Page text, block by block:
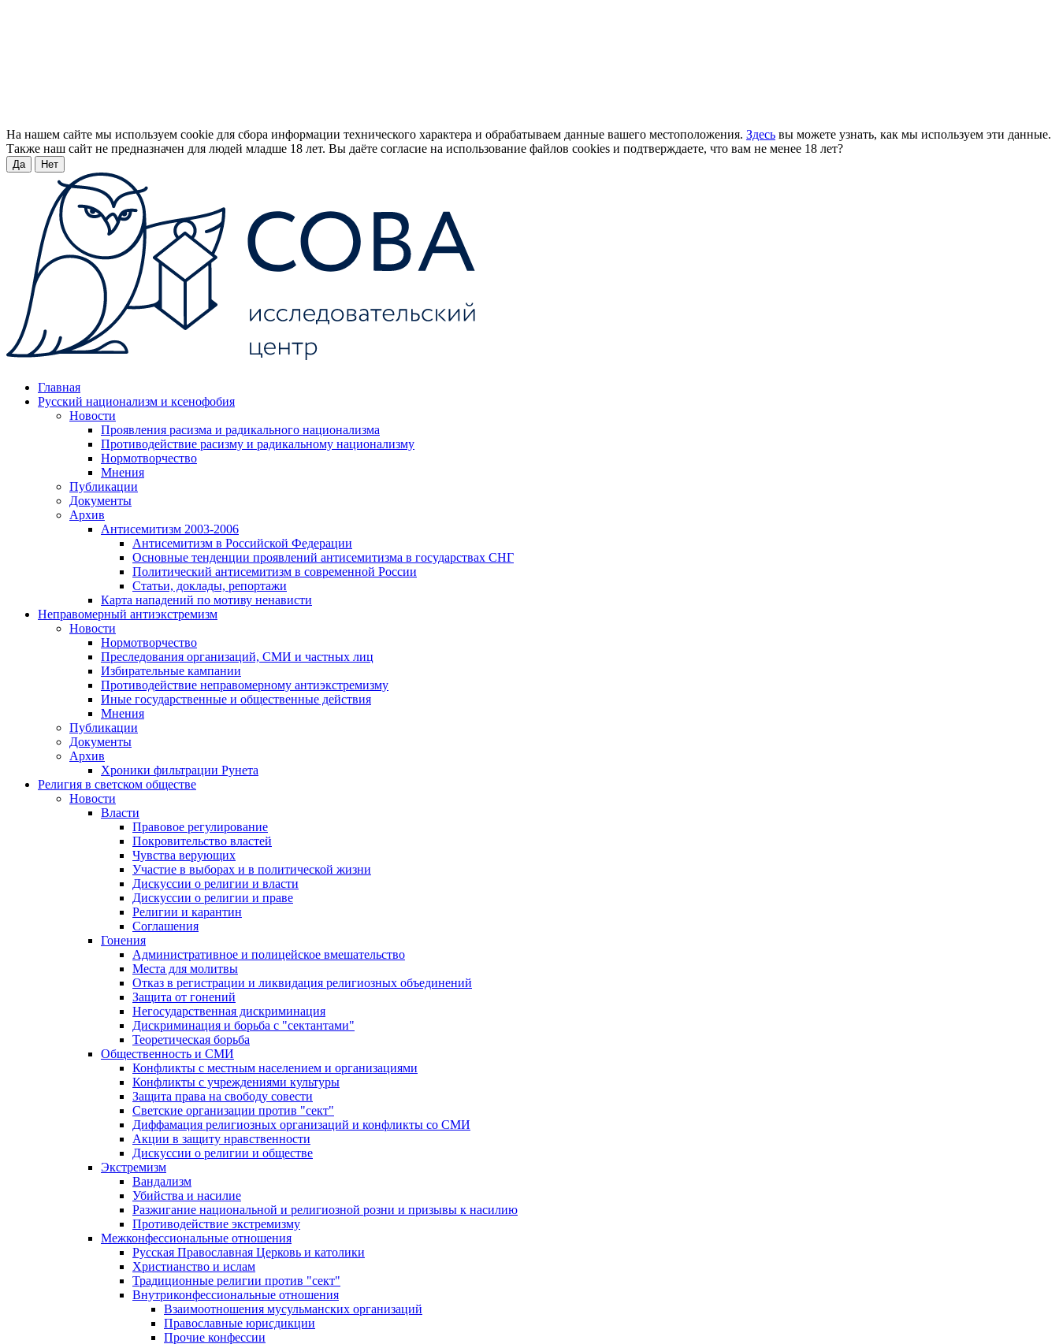
На нашем сайте мы используем cookie для сбора информации технического характера и обрабатываем данные вашего местоположения. Здесь вы можете узнать, как мы используем эти данные.
Также наш сайт не предназначен для людей младше 18 лет. Вы даёте согласие на использование файлов cookies и подтверждаете, что вам не менее 18 лет?
Да Нет
Главная
Русский национализм и ксенофобия
Новости
Проявления расизма и радикального национализма
Противодействие расизму и радикальному национализму
Нормотворчество
Мнения
Публикации
Документы
Архив
Антисемитизм 2003-2006
Антисемитизм в Российской Федерации
Основные тенденции проявлений антисемитизма в государствах СНГ
Политический антисемитизм в современной России
Статьи, доклады, репортажи
Карта нападений по мотиву ненависти
Неправомерный антиэкстремизм
Новости
Нормотворчество
Преследования организаций, СМИ и частных лиц
Избирательные кампании
Противодействие неправомерному антиэкстремизму
Иные государственные и общественные действия
Мнения
Публикации
Документы
Архив
Хроники фильтрации Рунета
Религия в светском обществе
Новости
Власти
Правовое регулирование
Покровительство властей
Чувства верующих
Участие в выборах и в политической жизни
Дискуссии о религии и власти
Дискуссии о религии и праве
Религии и карантин
Соглашения
Гонения
Административное и полицейское вмешательство
Места для молитвы
Отказ в регистрации и ликвидация религиозных объединений
Защита от гонений
Негосударственная дискриминация
Дискриминация и борьба с "сектантами"
Теоретическая борьба
Общественность и СМИ
Конфликты с местным населением и организациями
Конфликты с учреждениями культуры
Защита права на свободу совести
Светские организации против "сект"
Диффамация религиозных организаций и конфликты со СМИ
Акции в защиту нравственности
Дискуссии о религии и обществе
Экстремизм
Вандализм
Убийства и насилие
Разжигание национальной и религиозной розни и призывы к насилию
Противодействие экстремизму
Межконфессиональные отношения
Русская Православная Церковь и католики
Христианство и ислам
Традиционные религии против "сект"
Внутриконфессиональные отношения
Взаимоотношения мусульманских организаций
Православные юрисдикции
Прочие конфессии